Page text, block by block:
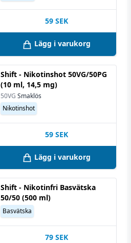
59 SEK
Lägg i varukorg
Shift - Nikotinshot 50VG/50PG
(10 ml, 14,5 mg)
50VG Smaklös
Nikotinshot
59 SEK
Lägg i varukorg
Shift - Nikotinfri Basvätska
50/50 (500 ml)
Basvätska
79 SEK